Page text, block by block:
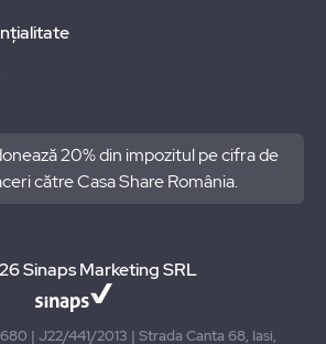
20% din impozitul pe cifra de
către Casa Share România.
Sinaps Marketing SRL
| J22/441/2013 | Strada Canta 68, Iasi,